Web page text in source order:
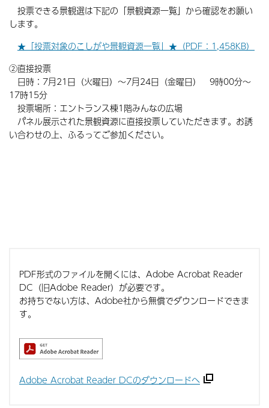
投票できる景観選は下記の「景観資源一覧」から確認をお願い
します。
★「投票対象のこしがや景観資源一覧」★（PDF：1,458KB）
②直接投票
日時：7月21日（火曜日）～7月24日（金曜日） 9時00分～
17時15分
投票場所：エントランス棟1階みんなの広場
パネル展示された景観資源に直接投票していただきます。お誘
い合わせの上、ふるってご参加ください。
PDF形式のファイルを開くには、Adobe Acrobat Reader
DC（旧Adobe Reader）が必要です。
お持ちでない方は、Adobe社から無償でダウンロードできま
す。
Adobe Acrobat Reader DCのダウンロードへ